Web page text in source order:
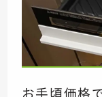
お手頃価格